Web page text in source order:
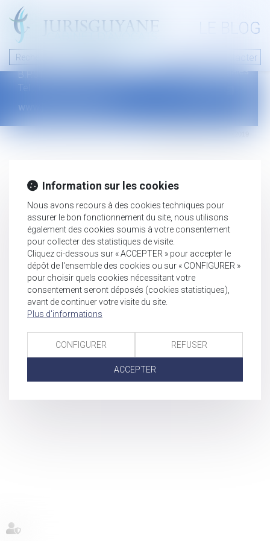
LE BLOG
Nous contacter
46 avenue de la liberté
B.P.315 - 97327 Cayenne Cedex
Tel : +594 594 29 45 35
www.jurisguyane.com
Mentions légales
Information sur les cookies
Nous avons recours à des cookies techniques pour
assurer le bon fonctionnement du site, nous utilisons
également des cookies soumis à votre consentement
pour collecter des statistiques de visite.
Cliquez ci-dessous sur « ACCEPTER » pour accepter le
dépôt de l'ensemble des cookies ou sur « CONFIGURER »
pour choisir quels cookies nécessitant votre
consentement seront déposés (cookies statistiques),
avant de continuer votre visite du site.
Plus d'informations
CONFIGURER REFUSER
ACCEPTER